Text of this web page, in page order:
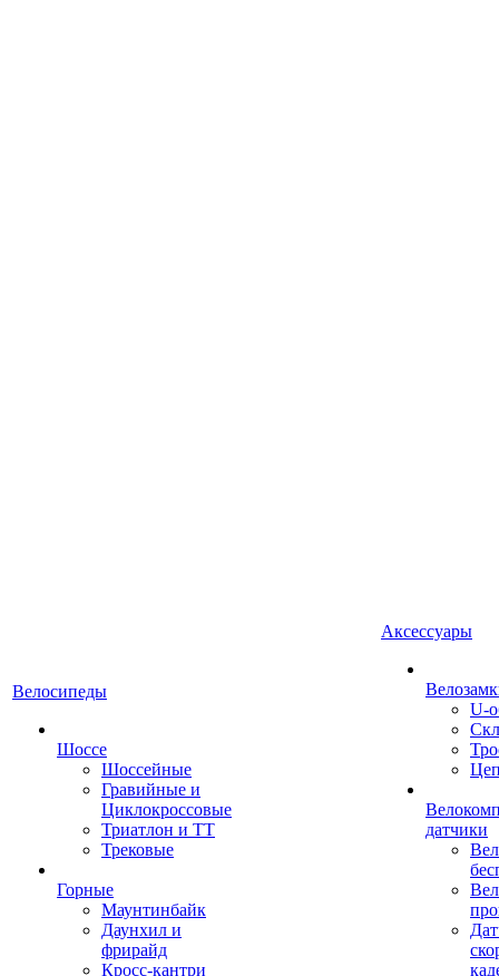
Велосипеды
Шоссе
Шоссейные
Гравийные и
Циклокроссовые
Триатлон и ТТ
Трековые
Горные
Маунтинбайк
Даунхил и
фрирайд
Кросс-кантри
Аксессуары
U-
датчики